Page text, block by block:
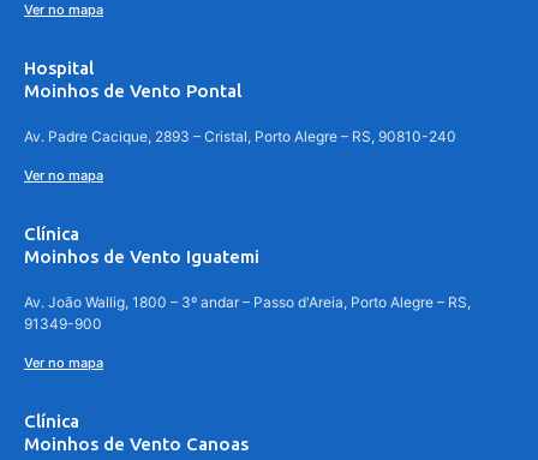
Ver no mapa
Hospital
Moinhos de Vento Pontal
Av. Padre Cacique, 2893 – Cristal, Porto Alegre – RS, 90810-240
Ver no mapa
Clínica
Moinhos de Vento Iguatemi
Av. João Wallig, 1800 – 3º andar – Passo d'Areia, Porto Alegre – RS,
91349-900
Ver no mapa
Clínica
Moinhos de Vento Canoas